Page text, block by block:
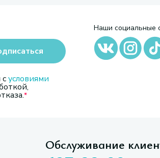
сусловиями
Наши социальные
Обслуживание